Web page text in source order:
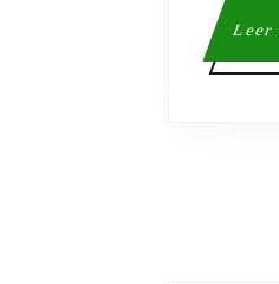
Leer